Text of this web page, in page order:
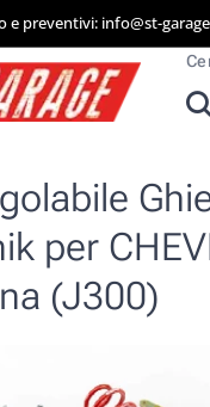
e preventivi: info@st-
per
(J300)